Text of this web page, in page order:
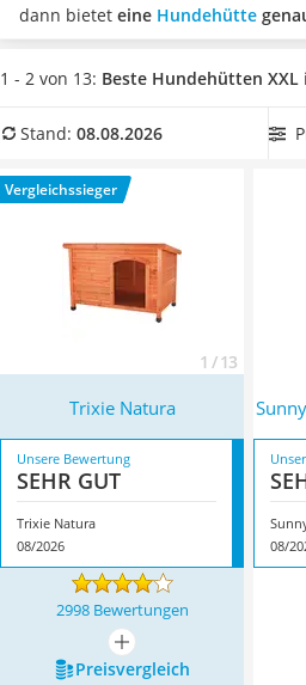
Katzenklappe
Nackenmassagegerät
Zeckenschutz Katze
Philips-Sonicare-Zahnbürste
Mineralfutter Pferd
Massagegerät
dann bietet eine Hundehütte
Sie werden schnell merken, wie
seinem eigenen überdachten
Hundehütten-Tests im Internet
cm herausgestellt. Überzeugt hat
besonders das Modell
1 - 2 von 13: Beste Hundehütten XXL
Stand: 08.08.2026
Vergleichssieger
1 / 13
Trixie Natura
Unsere Bewertung
SEHR GUT
Trixie Natura
08/2026
08/
2998 Bewertungen
mehr anzeigen
Preis­vergleich